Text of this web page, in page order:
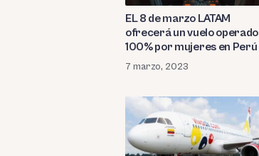
EL 8 de marzo LATAM
ofrecerá un vuelo operado
100% por mujeres en Perú
7 marzo, 2023